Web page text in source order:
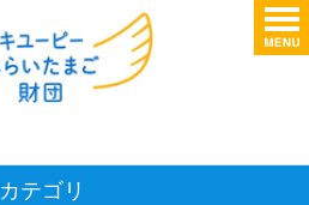
カテゴリ